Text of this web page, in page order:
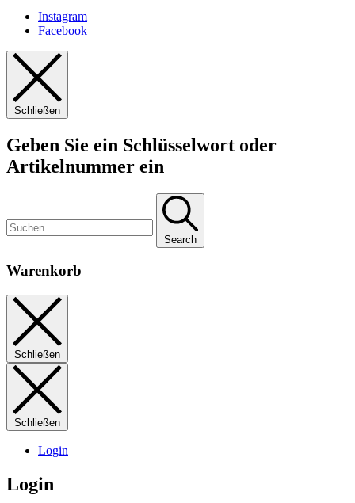
Instagram
Facebook
Schließen
Geben Sie ein Schlüsselwort oder
Artikelnummer ein
Search
Warenkorb
Schließen
Schließen
Login
Login